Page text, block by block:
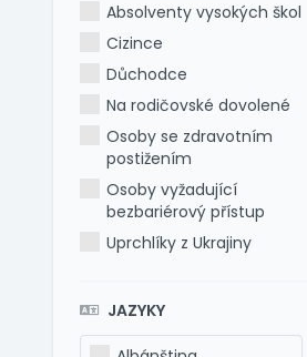
Absolventy vysokých škol
Cizince
Důchodce
Na rodičovské dovolené
Osoby se zdravotním
postižením
Osoby vyžadující
bezbariérový přístup
Uprchlíky z Ukrajiny
JAZYKY